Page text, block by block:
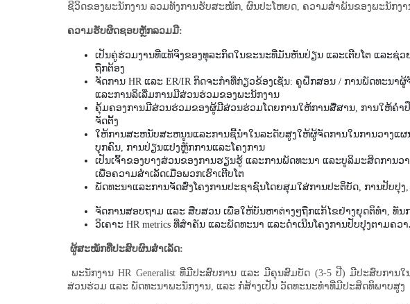
ຊີວິດຂອງພະນັກງານ ລວມທັງການຮັບສະໝັກ, ຜົນປະໂຫຍດ, ຄວາມສຳພັນຂອງພະນັກງ
ຄວາມຮັບຜິດຊອບຫຼັກລວມມີ:
ເປັນຄູ່ຮ່ວມງານທີ່ແທ້ຈິງຂອງທຸລະກິດໃນຂະນະທີ່ມັນຫັນປ່ຽນ ແລະເຕີບໂຕ ແລະ
ຖືກຕ້ອງ
ຈັດການ HR ແລະ ER/IR ກິດຈະກໍາທີ່ກ່ຽວຂ້ອງເຊັ່ນ: ຄູຝຶກສອນ / ການພັດທະນ
ແລະການລິເລີ່ມການມີສ່ວນຮ່ວມຂອງພະນັກງານ
ຄຸ້ມ​ຄອງ​ການ​ມີ​ສ່ວນ​ຮ່ວມ​ຂອງ​ຜູ້​ມີ​ສ່ວນ​ຮ່ວມ​ໂດຍ​ການ​ໃຫ້​ການ​ສື່​ສານ, ການ​ໃຫ້​ຄ
ຈັດ​ຕັ້ງ
ໃຫ້​ການ​ສະ​ຫນັບ​ສະ​ຫນູນ​ແລະ​ການ​ຊີ້​ນໍາ​ໃນ​ລະ​ດັບ​ສູງ​ໃຫ້​ຜູ້​ຈັດ​ການ​ໃນ​ການ​ວາງ​ແ
ບຸກ​ຄົນ​, ການ​ປ່ຽນ​ແປງ​ຫຼັກ​ການ​ແລະ​ໂຄງ​ການ​
ເປັນເຈົ້າຂອງບາງສ່ວນຂອງການຮຽນຮູ້ ແລະການພັດທະນາ ແລະບູລິມະສິດການ
ເພື່ອຄວາມສໍາເລັດເມື່ອພວກເຮົາເຕີບໂຕ
ພັດ​ທະ​ນາ​ແລະ​ການ​ຈັດ​ສົ່ງ​ໂຄງ​ການ​ປະ​ຊາ​ຊົນ​ໂດຍ​ສຸມ​ໃສ່​ການ​ປະ​ຕິ​ບັດ​, ການ​ປັບ​ປຸ
ຈັດການ​ສອບ​ຖາມ ​ແລະ ສືບສວນ ​ເພື່ອ​ໃຫ້​ບັນຫາ​ຕ່າງໆ​ຖືກ​ແກ້​ໄຂ​ຢ່າງ​ຍຸດຕິ​ທຳ, ທັ
ວິເຄາະ HR metrics ທີ່ສໍາຄັນ ແລະພັດທະນາ ແລະດໍາເນີນໂຄງການປັບປຸງຕາມຄວ
ຜູ້ສະໝັກທີ່ປະສົບຜົນສໍາເລັດ:
ພະນັກງານ HR Generalist ທີ່ມີປະສົບການ ແລະ ມີຄຸນສົມບັດ (3-5 ປີ) ມີປະສົບກ
ສ່ວນຮ່ວມ ແລະ ພັດທະນາພະນັກງານ, ແລະ ກໍ່ສ້າງເປັນ ວັດທະນະທໍາທີ່ມີປະສິດທິພາບສູງ